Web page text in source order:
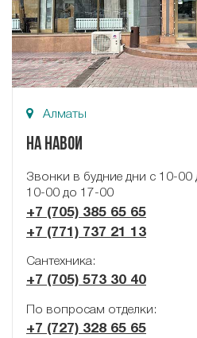
Алматы
На Навои
Звонки в будние дни с 10-00
10-00 до 17-00
+7 (705) 385 65 65
+7 (771) 737 21 13
Сантехника:
+7 (705) 573 30 40‬
По вопросам отделки:
+7 (727) 328 65 65